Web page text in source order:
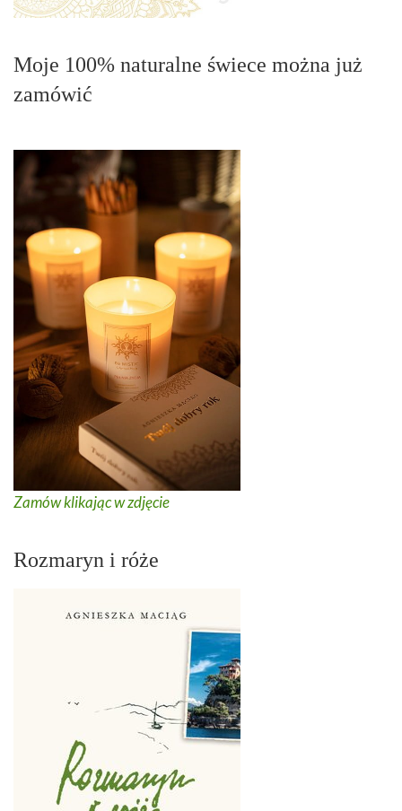
Moje 100% naturalne świece można już
zamówić
Zamów klikając w zdjęcie
Rozmaryn i róże